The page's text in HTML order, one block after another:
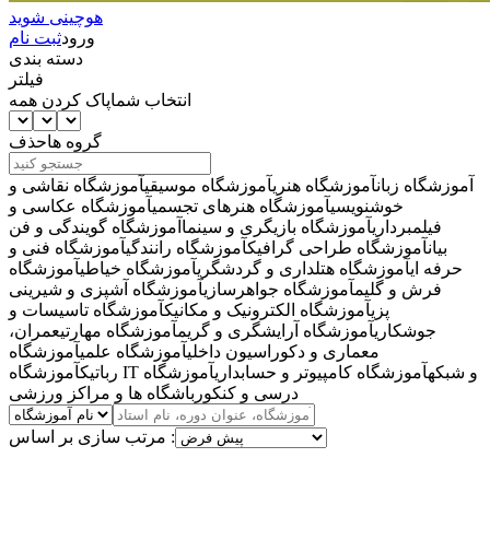
هوچینی شوید
ورودثبت نام
دسته بندی
فیلتر
انتخاب شماپاک کردن همه
گروه هاحذف
آموزشگاه زبانآموزشگاه هنریآموزشگاه موسیقیآموزشگاه نقاشی و
خوشنویسیآموزشگاه هنرهای تجسمیآموزشگاه عکاسی و
فیلمبرداریآموزشگاه بازیگری و سینما آموزشگاه گویندگی و فن
بیانآموزشگاه طراحی گرافیکآموزشگاه رانندگیآموزشگاه فنی و
حرفه ایآموزشگاه هتلداری و گردشگریآموزشگاه خیاطیآموزشگاه
فرش و گلیمآموزشگاه جواهرسازیآموزشگاه آشپزی و شیرینی
پزیآموزشگاه الکترونیک و مکانیکآموزشگاه تاسیسات و
جوشکاریآموزشگاه آرایشگری و گریمآموزشگاه مهارتیعمران،
معماری و دکوراسیون داخلیآموزشگاه علمیآموزشگاه
رباتیک
آموزشگاه IT و شبکهآموزشگاه کامپیوتر و حسابداریآموزشگاه
درسی و کنکور باشگاه ها و مراکز ورزشی
مرتب سازی بر اساس :